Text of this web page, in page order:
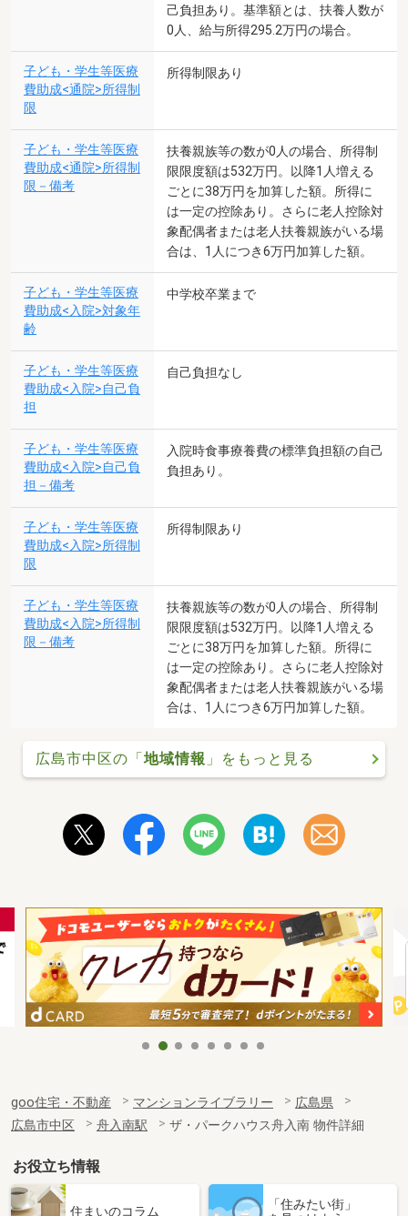
己負担あり。基準額とは、扶養人数が
0人、給与所得295.2万円の場合。
子ども・学生等医療
費助成<通院>所得制
限
所得制限あり
子ども・学生等医療
費助成<通院>所得制
限－備考
扶養親族等の数が0人の場合、所得制
限限度額は532万円。以降1人増える
ごとに38万円を加算した額。所得に
は一定の控除あり。さらに老人控除対
象配偶者または老人扶養親族がいる場
合は、1人につき6万円加算した額。
子ども・学生等医療
費助成<入院>対象年
齢
中学校卒業まで
子ども・学生等医療
費助成<入院>自己負
担
自己負担なし
子ども・学生等医療
費助成<入院>自己負
担－備考
入院時食事療養費の標準負担額の自己
負担あり。
子ども・学生等医療
費助成<入院>所得制
限
所得制限あり
子ども・学生等医療
費助成<入院>所得制
限－備考
扶養親族等の数が0人の場合、所得制
限限度額は532万円。以降1人増える
ごとに38万円を加算した額。所得に
は一定の控除あり。さらに老人控除対
象配偶者または老人扶養親族がいる場
合は、1人につき6万円加算した額。
広島市中区の「地域情報 」をもっと見る
goo住宅・不動産 マンションライブラリー
広島県
広島市中区
舟入南駅 ザ・パークハウス舟入南 物件詳細
お役立ち情報
住まいのコラム
「住みたい街」